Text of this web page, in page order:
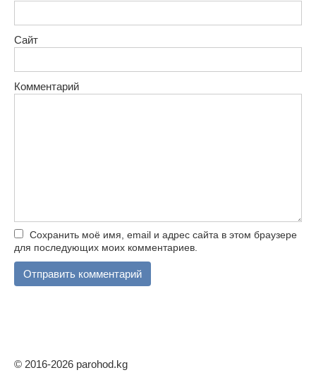
Сайт
Комментарий
Сохранить моё имя, email и адрес сайта в этом браузере
для последующих моих комментариев.
© 2016-2026 parohod.kg